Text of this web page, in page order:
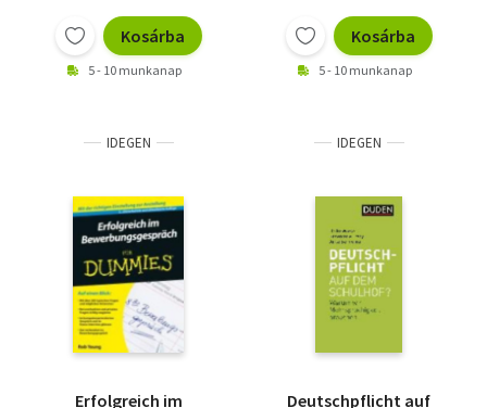
Kosárba
5 - 10 munkanap
Kosárba
5 - 10 munkanap
IDEGEN
Erfolgreich im
IDEGEN
Deutschpflicht auf